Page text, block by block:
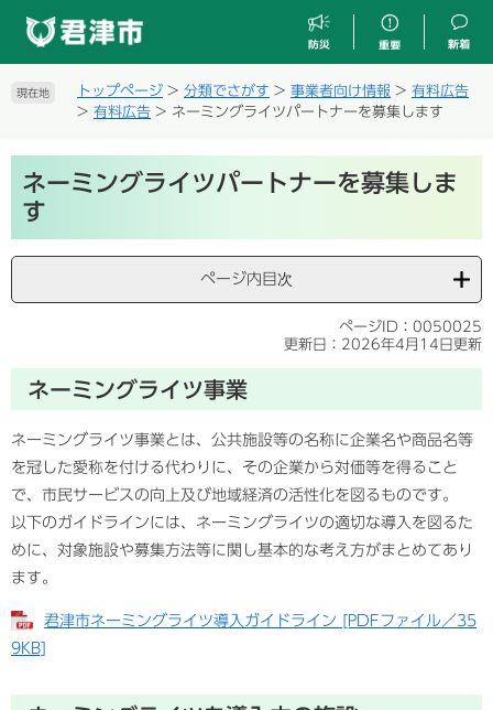
文
現在地 トップページ > 分類でさがす > 事業者向け情報 > 有料広告
> 有料広告 > ネーミングライツパートナーを募集します
文ネーミングライツパートナーを募集しま
す
ページ内目次
ページID：0050025
更新日：2026年4月14日更新
ネーミングライツ事業
ネーミングライツ事業とは、公共施設等の名称に企業名や商品名等
を冠した愛称を付ける代わりに、その企業から対価等を得ること
で、市民サービスの向上及び地域経済の活性化を図るものです。
以下のガイドラインには、ネーミングライツの適切な導入を図るた
めに、対象施設や募集方法等に関し基本的な考え方がまとめてあり
ます。
君津市ネーミングライツ導入ガイドライン [PDFファイル／35
9KB]